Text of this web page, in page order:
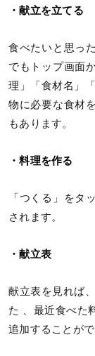
・献立を立てる
食べたいと思っ
でもトップ画面
理」「食材名」
物に必要な食材
もあります。
・料理を作る
「つくる」をタ
されます。
・献立表
献立表を見れば
た 、最近食べた
追加することがで